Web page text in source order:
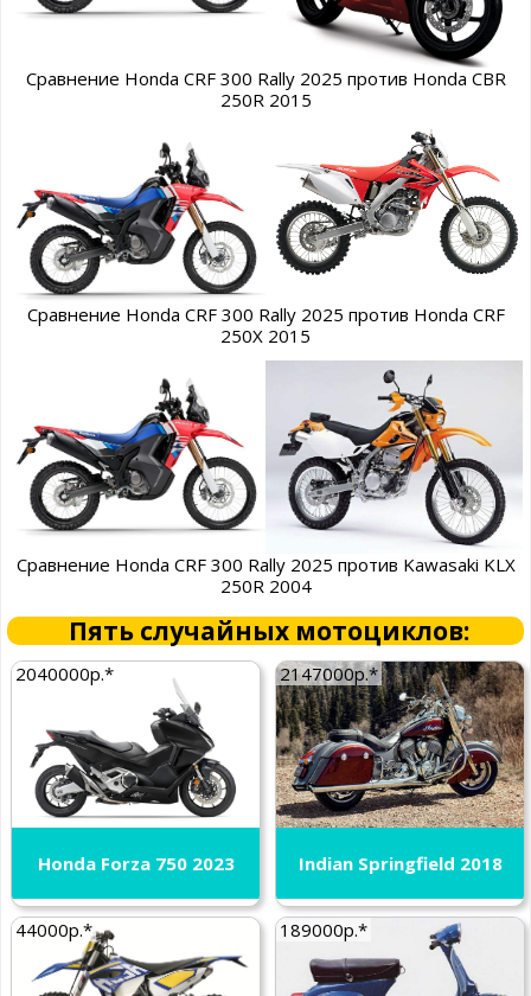
Сравнение Honda CRF 300 Rally 2025 против Honda CBR
250R 2015
Сравнение Honda CRF 300 Rally 2025 против Honda CRF
250X 2015
Сравнение Honda CRF 300 Rally 2025 против Kawasaki KLX
250R 2004
Пять случайных мотоциклов:
2040000р.*
Honda Forza 750 2023
2147000р.*
Indian Springfield 2018
44000р.* 189000р.*